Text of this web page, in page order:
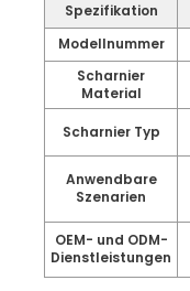
Spezifikation
Modellnummer
Scharnier
Material
Scharnier Typ
Anwendbare
Szenarien
OEM- und ODM-
Dienstleistungen